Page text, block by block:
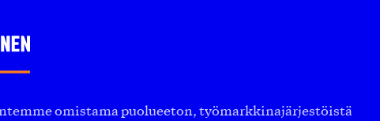
omistama puolueeton, työmarkkinajärjestöistä